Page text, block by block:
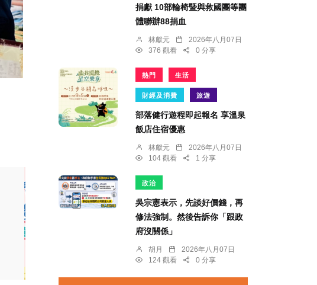
捐獻 10部輪椅暨與救國團等團
體聯辦88捐血
林獻元
2026年八月07日
376 觀看
0 分享
熱門 生活
財經及消費 旅遊
部落健行遊程即起報名 享溫泉
飯店住宿優惠
林獻元
2026年八月07日
104 觀看
1 分享
政治
吳宗憲表示，先談好價錢，再
修法強制。然後告訴你「跟政
府沒關係」
胡月
2026年八月07日
124 觀看
0 分享